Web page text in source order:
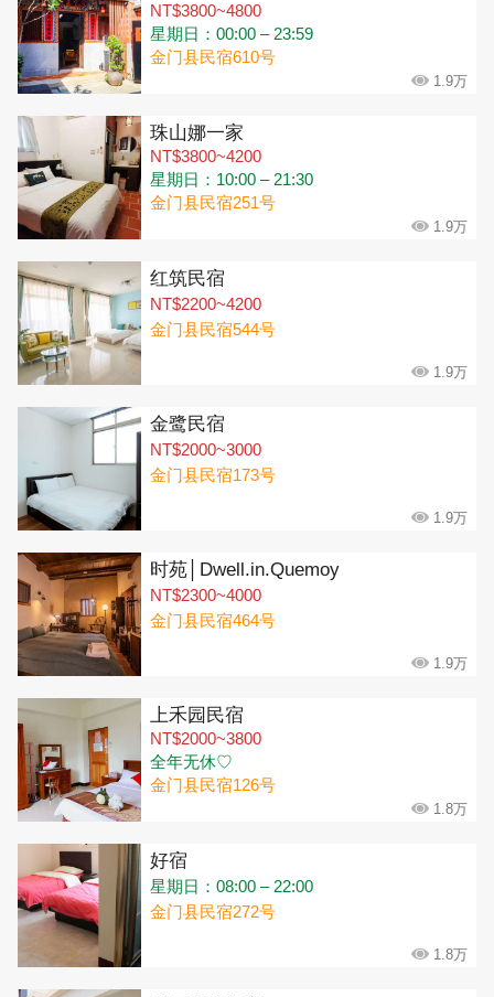
NT$3800~4800
星期日：00:00 – 23:59
金门县民宿610号
1.9万
珠山娜一家
NT$3800~4200
星期日：10:00 – 21:30
金门县民宿251号
1.9万
红筑民宿
NT$2200~4200
金门县民宿544号
1.9万
金鹭民宿
NT$2000~3000
金门县民宿173号
1.9万
时苑│Dwell.in.Quemoy
NT$2300~4000
金门县民宿464号
1.9万
上禾园民宿
NT$2000~3800
全年无休♡
金门县民宿126号
1.8万
好宿
星期日：08:00 – 22:00
金门县民宿272号
1.8万